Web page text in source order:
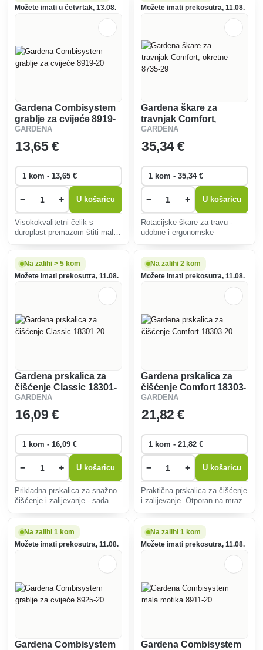
Možete imati u četvrtak, 13.08.
Gardena Combisystem
grablje za cvijeće 8919-
20
GARDENA
13,65 €
− + U košaricu
Visokokvalitetni čelik s
duroplast premazom štiti male
iznimnu čvrstoću.
Možete imati prekosutra, 11.08.
Gardena škare za
travnjak Comfort,
okretne 8735-29
GARDENA
35,34 €
− + U košaricu
Rotacijske škare za travu -
udobne i ergonomske
Na zalihi > 5 kom
Možete imati prekosutra, 11.08.
Gardena prskalica za
čišćenje Classic 18301-
20
GARDENA
16,09 €
− + U košaricu
Prikladna prskalica za snažno
čišćenje i zalijevanje - sada
Na zalihi 2 kom
Možete imati prekosutra, 11.08.
Gardena prskalica za
čišćenje Comfort 18303-
20
GARDENA
21,82 €
− + U košaricu
Praktična prskalica za čišćenje
i zalijevanje. Otporan na mraz.
Na zalihi 1 kom
Možete imati prekosutra, 11.08.
Gardena Combisystem
Na zalihi 1 kom
Možete imati prekosutra, 11.08.
Gardena Combisystem